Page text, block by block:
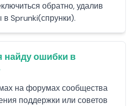
обратно, удалив
Sprunki(спрунки).
найду ошибки в
на форумах сообщества
поддержки или советов